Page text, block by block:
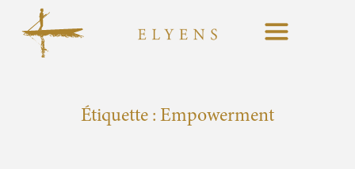
Étiquette : Empowerment